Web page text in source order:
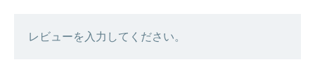
レビューを入力してください。